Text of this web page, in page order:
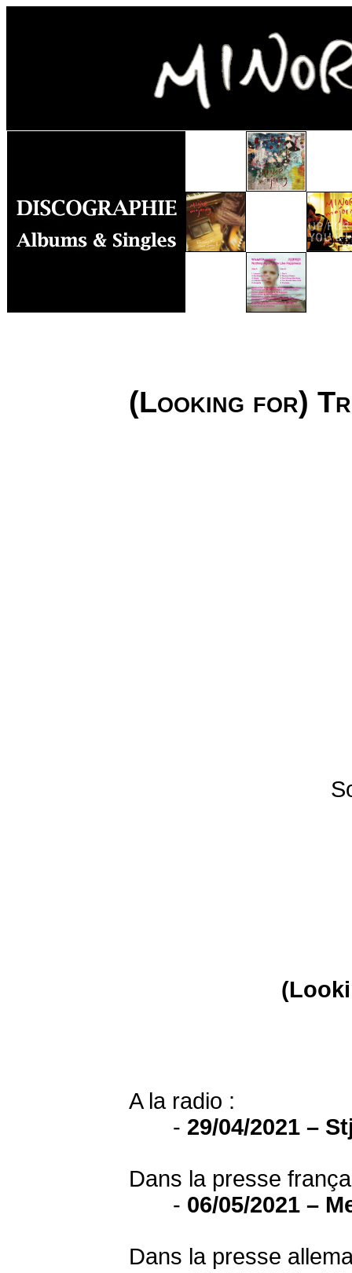
(Looking for)
A la radio :
- 29/04/2021 –
Dans la presse
- 06/05/2021 –
Dans la presse